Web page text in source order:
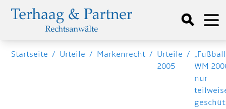
Startseite / Urteile / Markenrecht / Urteile
2005
/ „Fußball
WM
nur